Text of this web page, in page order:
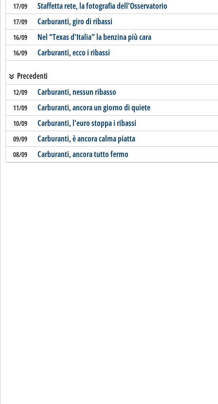
17/09 Staffetta rete, la fotografia dell'Osservatorio
17/09 Carburanti, giro di ribassi
16/09 Nel “Texas d'Italia” la benzina più cara
16/09 Carburanti, ecco i ribassi
Precedenti
12/09 Carburanti, nessun ribasso
11/09 Carburanti, ancora un giorno di quiete
10/09 Carburanti, l'euro stoppa i ribassi
09/09 Carburanti, è ancora calma piatta
08/09 Carburanti, ancora tutto fermo